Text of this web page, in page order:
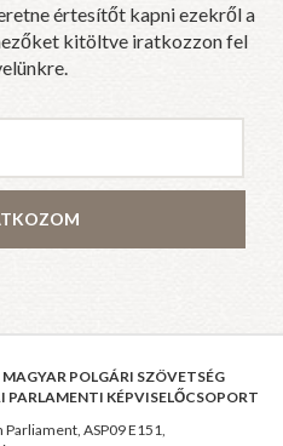
értesítőt kapni ezekről a
kitöltve iratkozzon fel
MAGYAR POLGÁRI SZÖVETSÉG
PARLAMENTI KÉPVISELŐCSOPORT
Parliament, ASP09 E151,